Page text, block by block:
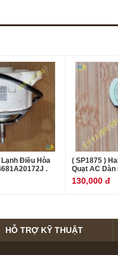
Điều Hòa
.
( SP1875 )
Quạt AC Dàn
130,000 đ
HỖ TRỢ KỸ THUẬT